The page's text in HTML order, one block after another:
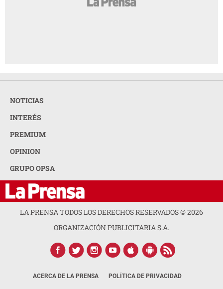
NOTICIAS
INTERÉS
PREMIUM
OPINION
GRUPO OPSA
LA PRENSA TODOS LOS DERECHOS RESERVADOS ©2026
ORGANIZACIÓN PUBLICITARIA S.A.
ACERCA DE LA PRENSA POLÍTICA DE PRIVACIDAD